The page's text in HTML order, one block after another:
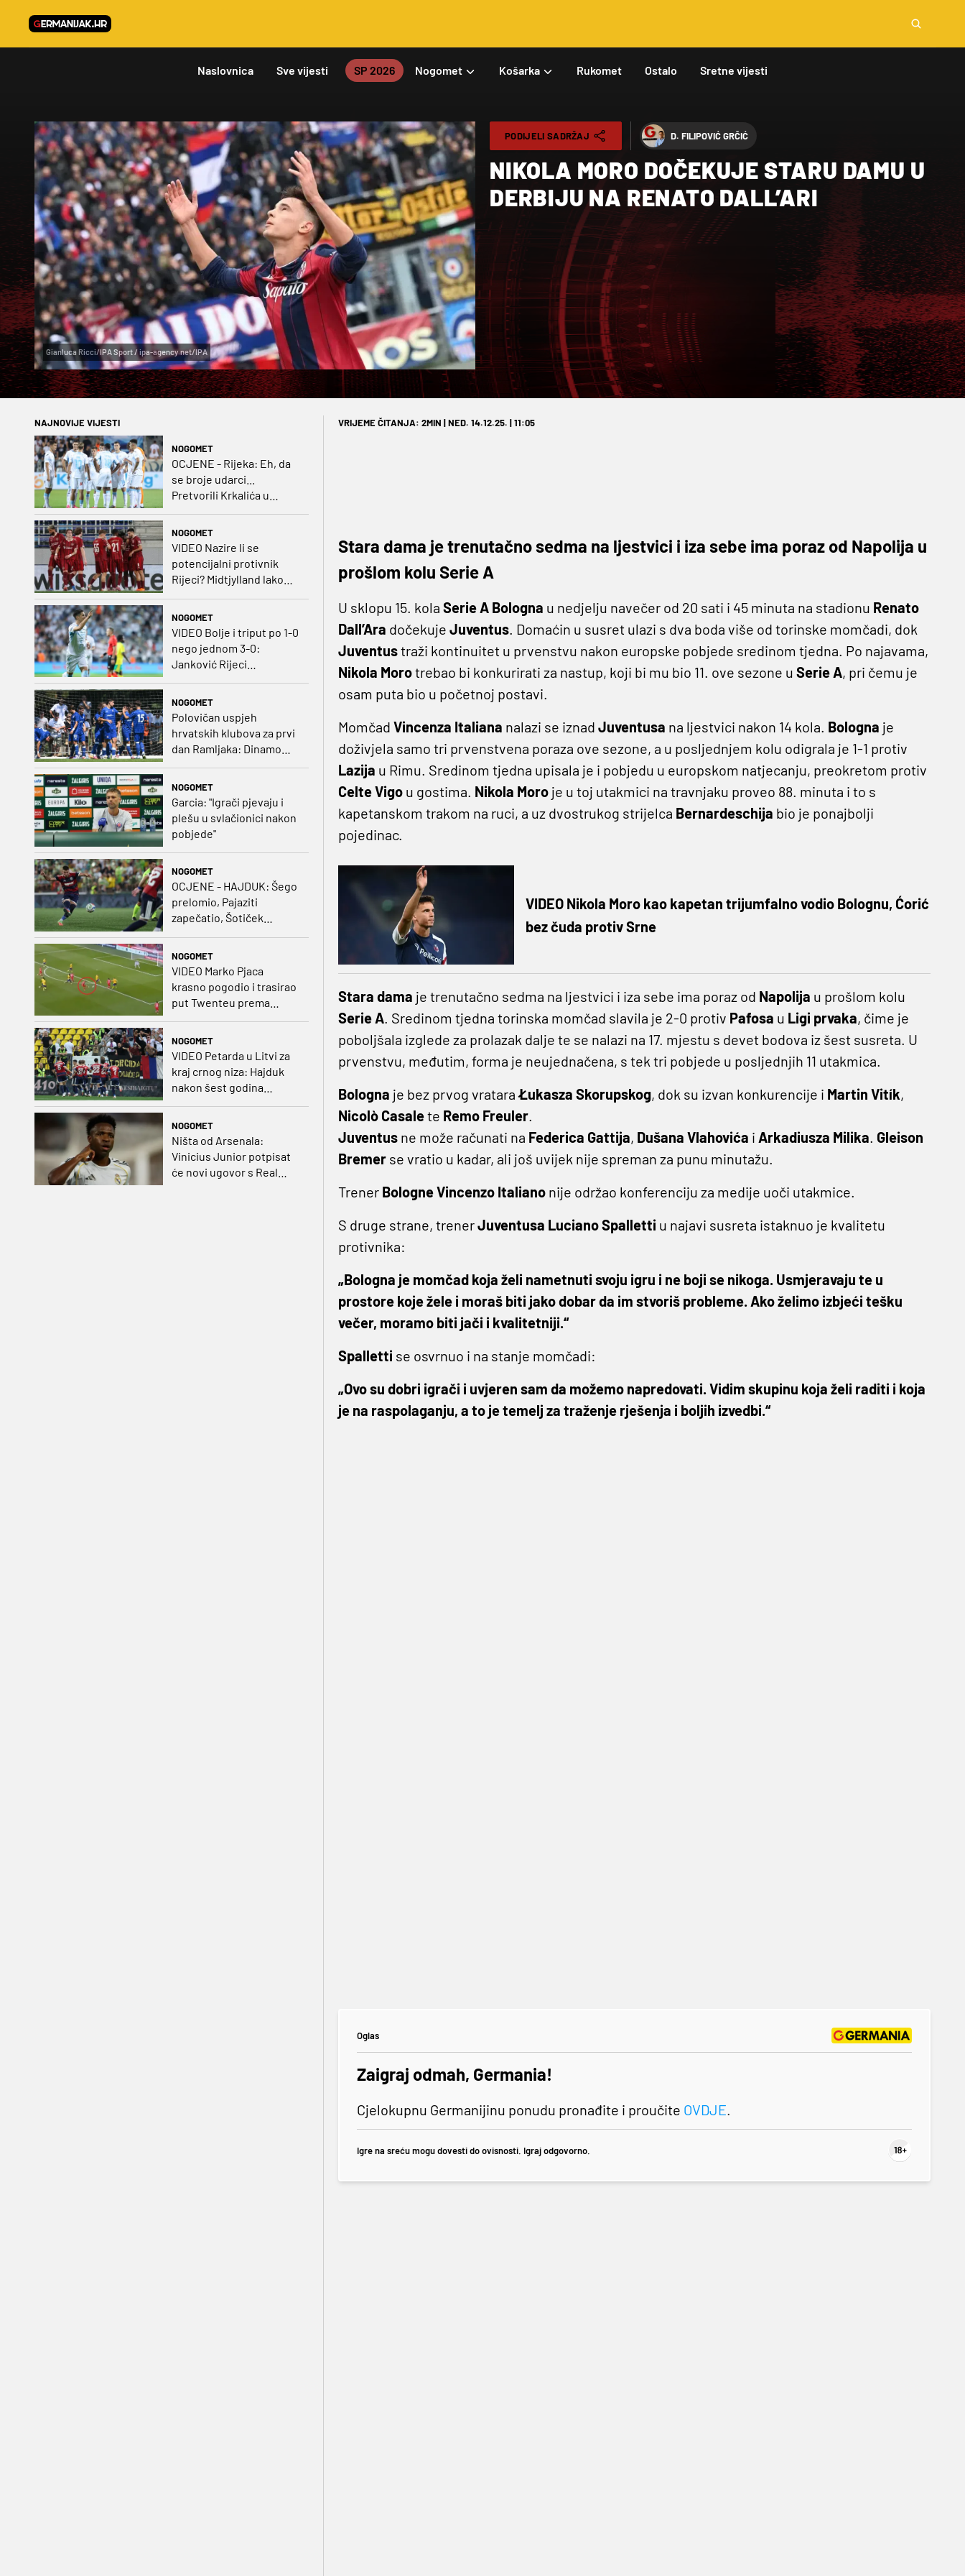
Naslovnica Sve vijesti SP 2026 Nogomet Košarka Rukomet Ostalo Sretne vijesti
Gianluca Ricci/IPA Sport / ipa-agency.net/IPA
PODIJELI SADRŽAJ D. FILIPOVIĆ GRČIĆ
NIKOLA MORO DOČEKUJE STARU DAMU U
DERBIJU NA RENATO DALL’ARI
NAJNOVIJE VIJESTI
NOGOMET
OCJENE - Rijeka: Eh, da
se broje udarci...
Pretvorili Krkalića u
NOGOMET
VIDEO Nazire li se
potencijalni protivnik
Rijeci? Midtjylland lako
NOGOMET
VIDEO Bolje i triput po 1-0
nego jednom 3-0:
Janković Rijeci
projektilom donio slavlje
protivnika
NOGOMET
Polovičan uspjeh
hrvatskih klubova za prvi
dan Ramljaka: Dinamo
poražen od Juventusa,
NOGOMET
Garcia: "Igrači pjevaju i
plešu u svlačionici nakon
pobjede"
NOGOMET
OCJENE - HAJDUK: Šego
prelomio, Pajaziti
zapečatio, Šotiček
NOGOMET
VIDEO Marko Pjaca
krasno pogodio i trasirao
put Twenteu prema
važnoj pobjedi
NOGOMET
VIDEO Petarda u Litvi za
kraj crnog niza: Hajduk
nakon šest godina
NOGOMET
Ništa od Arsenala:
Vinicius Junior potpisat
će novi ugovor s Real
VRIJEME ČITANJA: 2MIN | NED. 14.12.25. | 11:05
Stara dama je trenutačno sedma na ljestvici i iza sebe ima poraz od Napolija u
prošlom kolu Serie A
U sklopu 15. kola Serie A Bologna u nedjelju navečer od 20 sati i 45 minuta na stadionu Renato
Dall’Ara dočekuje Juventus. Domaćin u susret ulazi s dva boda više od torinske momčadi, dok
Juventustraži kontinuitet u prvenstvu nakon europske pobjede sredinom tjedna. Po najavama,
Nikola Morotrebao bi konkurirati za nastup, koji bi mu bio 11. ove sezone u Serie A, pri čemu je
osam puta bio u početnoj postavi.
Momčad Vincenza Italiana nalazi se iznad Juventusa na ljestvici nakon 14 kola. Bologna je
doživjela samo tri prvenstvena poraza ove sezone, a u posljednjem kolu odigrala je 1-1 protiv
Lazija u Rimu. Sredinom tjedna upisala je i pobjedu u europskom natjecanju, preokretom protiv
Celte Vigou gostima. Nikola Moroje u toj utakmici na travnjaku proveo 88. minuta i to s
kapetanskom trakom na ruci, a uz dvostrukog strijelca Bernardeschija bio je ponajbolji
pojedinac.
VIDEO Nikola Moro kao kapetan trijumfalno vodio Bolognu, Ćorić
bez čuda protiv Srne
Stara dama je trenutačno sedma na ljestvici i iza sebe ima poraz od Napolija u prošlom kolu
Serie A. Sredinom tjedna torinska momčad slavila je 2-0 protiv Pafosa u Ligi prvaka, čime je
poboljšala izglede za prolazak dalje te se nalazi na 17. mjestu s devet bodova iz šest susreta. U
prvenstvu, međutim, forma je neujednačena, s tek tri pobjede u posljednjih 11 utakmica.
Bologna je bez prvog vrataraŁukasza Skorupskog, dok su izvan konkurencije i Martin Vitík,
Nicolò Casalete Remo Freuler.
Juventusne može računati na Federica Gattija, Dušana Vlahovića i Arkadiusza Milika. Gleison
Bremerse vratio u kadar, ali još uvijek nije spreman za punu minutažu.
Trener Bologne Vincenzo Italianonije održao konferenciju za medije uoči utakmice.
S druge strane, trenerJuventusa Luciano Spalletti u najavi susreta istaknuo je kvalitetu
protivnika:
„Bologna je momčad koja želi nametnuti svoju igru i ne boji se nikoga. Usmjeravaju te u
prostore koje žele i moraš biti jako dobar da im stvoriš probleme. Ako želimo izbjeći tešku
večer, moramo biti jači i kvalitetniji.“
Spalletti se osvrnuo i na stanje momčadi:
„Ovo su dobri igrači i uvjeren sam da možemo napredovati. Vidim skupinu koja želi raditi i koja
je na raspolaganju, a to je temelj za traženje rješenja i boljih izvedbi.“
Oglas
Zaigraj odmah, Germania!
Cjelokupnu Germanijinu ponudu pronađite i proučite OVDJE.
Igre na sreću mogu dovesti do ovisnosti. Igraj odgovorno.